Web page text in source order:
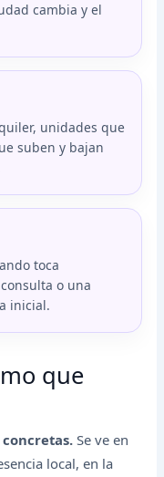
cambia y el
unidades que
suben y bajan
toca
o una
inicial.
que
Se ve en
local, en la